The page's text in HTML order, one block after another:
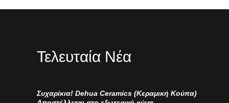
Τελευταία Νέα
Συχαρίκια! Dehua Ceramics (Κεραμική Κούπα)